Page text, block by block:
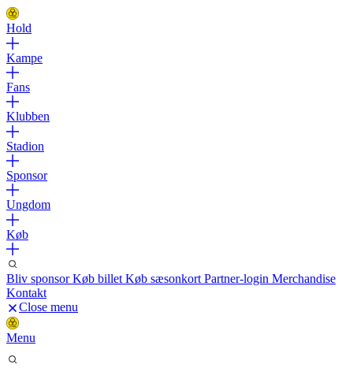
Hold
Kampe
Fans
Klubben
Stadion
Sponsor
Ungdom
Køb
Bliv sponsorKøb billet Køb sæsonkort Partner-login Merchandise
Kontakt
Close menu
Menu